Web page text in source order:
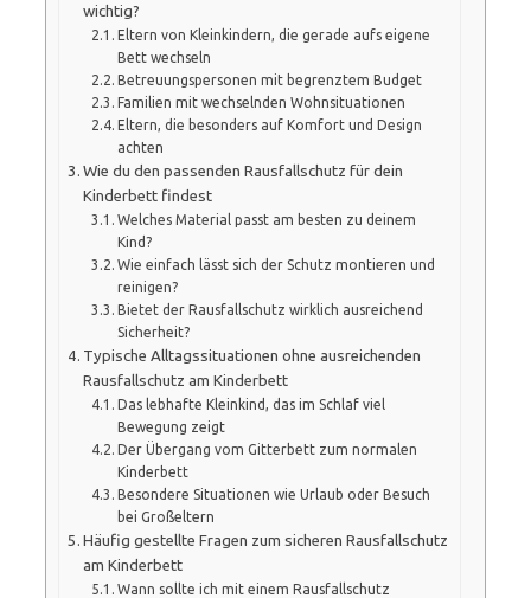
wichtig?
Eltern von Kleinkindern, die gerade aufs eigene
Bett wechseln
Betreuungspersonen mit begrenztem Budget
Familien mit wechselnden Wohnsituationen
Eltern, die besonders auf Komfort und Design
achten
Wie du den passenden Rausfallschutz für dein
Kinderbett findest
Welches Material passt am besten zu deinem
Kind?
Wie einfach lässt sich der Schutz montieren und
reinigen?
Bietet der Rausfallschutz wirklich ausreichend
Sicherheit?
Typische Alltagssituationen ohne ausreichenden
Rausfallschutz am Kinderbett
Das lebhafte Kleinkind, das im Schlaf viel
Bewegung zeigt
Der Übergang vom Gitterbett zum normalen
Kinderbett
Besondere Situationen wie Urlaub oder Besuch
bei Großeltern
Häufig gestellte Fragen zum sicheren Rausfallschutz
am Kinderbett
Wann sollte ich mit einem Rausfallschutz